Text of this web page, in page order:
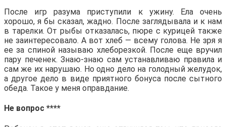
После игр разума приступили к ужину. Ела очень
хорошо, я бы сказал, жадно. После заглядывала и к нам
в тарелки. От рыбы отказалась, пюре с курицей также
не заинтересовало. А вот хлеб — всему голова. Не зря я
ее за спиной называю хлеборезкой. После еще вручил
пару печенек. Знаю-знаю сам устанавливаю правила и
сам же их нарушаю. Но одно дело на голодный желудок,
а другое дело в виде приятного бонуса после сытного
обеда. Такое у меня оправдание.
Не вопрос ****